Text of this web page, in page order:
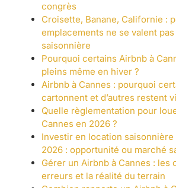
congrès
Croisette, Banane, Californie :
emplacements ne se valent
saisonnière
Pourquoi certains Airbnb à
pleins même en hiver ?
Airbnb à Cannes : pourquoi
cartonnent et d’autres restent
Quelle règlementation pour
Cannes en 2026 ?
Investir en location saisonnière
2026 : opportunité ou marché
Gérer un Airbnb à Cannes : les
erreurs et la réalité du terrain